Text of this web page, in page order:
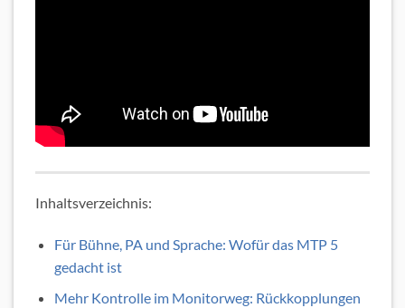
Inhaltsverzeichnis:
Für Bühne, PA und Sprache: Wofür das MTP 5
gedacht ist
Mehr Kontrolle im Monitorweg: Rückkopplungen